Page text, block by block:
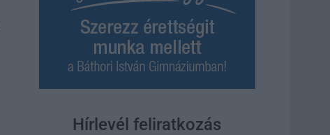
Hírlevél feliratkozás